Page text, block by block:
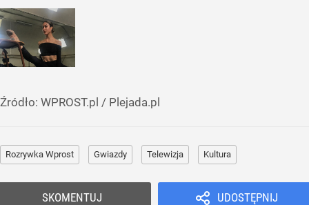
Źródło: WPROST.pl / Plejada.pl
Rozrywka Wprost Gwiazdy Telewizja Kultura
UDOSTĘPNIJ
SKOMENTUJ